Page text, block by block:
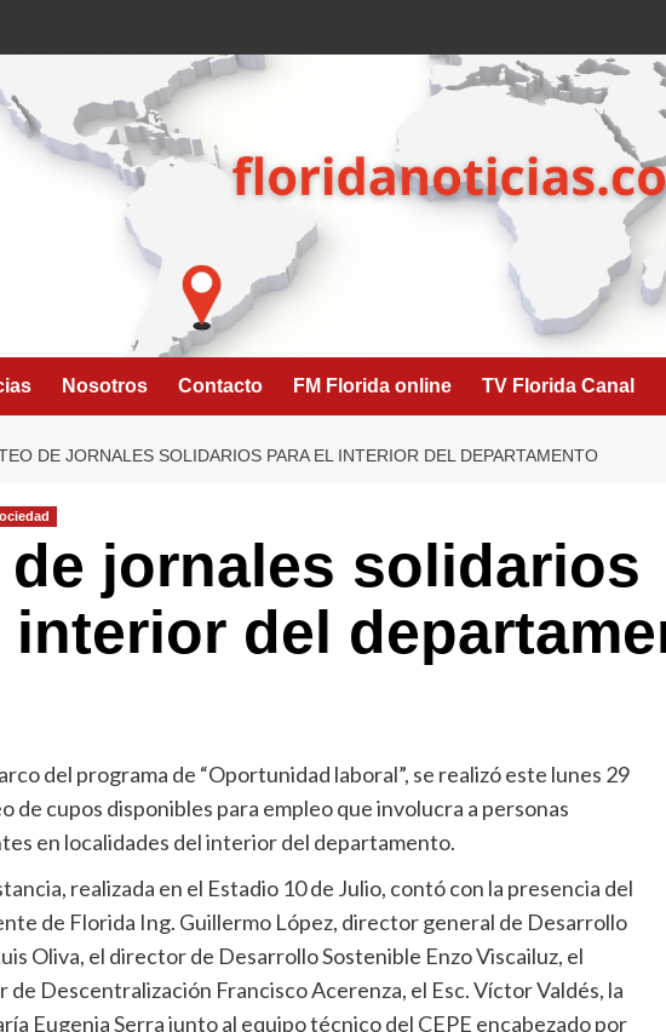
Nosotros Contacto FM Florida online TV Florida Canal
DE JORNALES SOLIDARIOS PARA EL INTERIOR DEL DEPARTAMENTO
de jornales solidarios
interior del
del programa de “Oportunidad laboral”, se realizó este lunes 29
de cupos disponibles para empleo que involucra a personas
en localidades del interior del departamento.
realizada en el Estadio 10 de Julio, contó con la presencia del
de Florida Ing. Guillermo López, director general de Desarrollo
Oliva, el director de Desarrollo Sostenible Enzo Viscailuz, el
de Descentralización Francisco Acerenza, el Esc. Víctor Valdés, la
Eugenia Serra junto al equipo técnico del CEPE encabezado por